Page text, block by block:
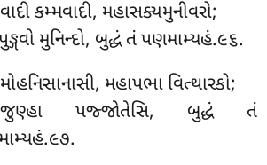
કમ્મવાદી, મહાસક્યમુનીવરો;
મુનિન્દો, બુદ્ધં તં પણમામ્યહં.૯૬.
મહાપભા વિત્થારકો;
પજ્જોતેસિ, બુદ્ધં તં